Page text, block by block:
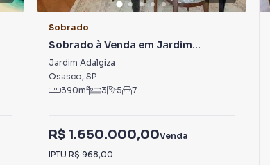
Sobrado
Sobrado à Venda em Jardim
Adalgiza
Jardim Adalgiza
Osasco, SP
390m² 3 5 7
R$ 1.650.000,00Venda
IPTU R$ 968,00